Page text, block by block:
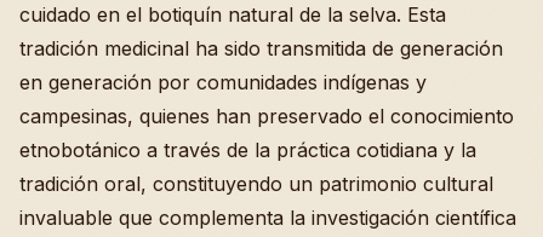
cuidado en el botiquín natural de la selva. Esta
tradición medicinal ha sido transmitida de generación
en generación por comunidades indígenas y
campesinas, quienes han preservado el conocimiento
etnobotánico a través de la práctica cotidiana y la
tradición oral, constituyendo un patrimonio cultural
invaluable que complementa la investigación científica